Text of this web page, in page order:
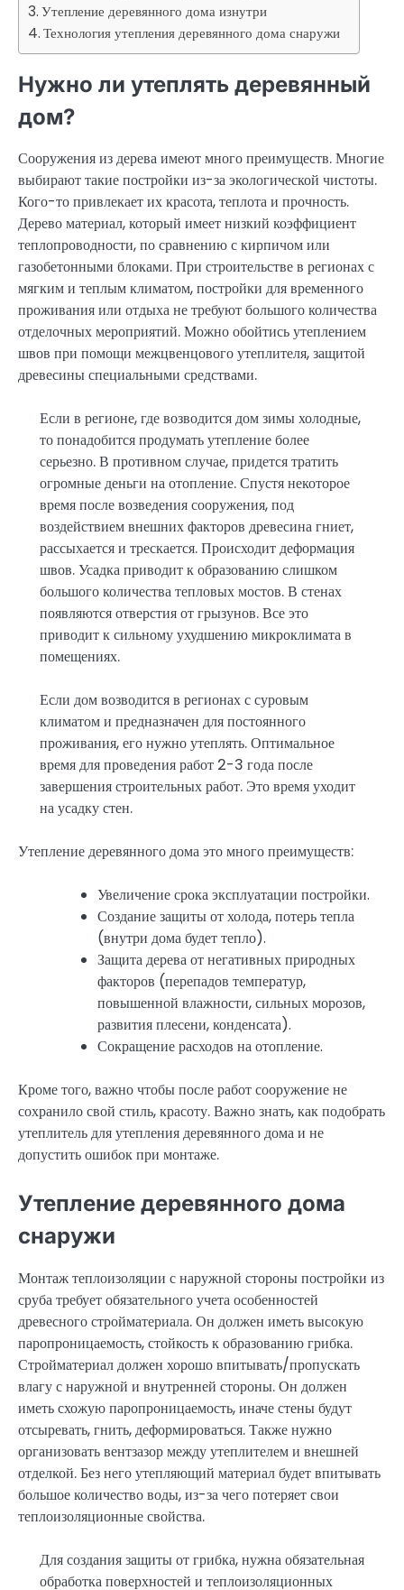
Утепление деревянного дома изнутри
Технология утепления деревянного дома снаружи
Нужно ли утеплять деревянный
дом?
Сооружения из дерева имеют много преимуществ. Многие
выбирают такие постройки из-за экологической чистоты.
Кого-то привлекает их красота, теплота и прочность.
Дерево материал, который имеет низкий коэффициент
теплопроводности, по сравнению с кирпичом или
газобетонными блоками. При строительстве в регионах с
мягким и теплым климатом, постройки для временного
проживания или отдыха не требуют большого количества
отделочных мероприятий. Можно обойтись утеплением
швов при помощи межцвенцового утеплителя, защитой
древесины специальными средствами.
Если в регионе, где возводится дом зимы холодные,
то понадобится продумать утепление более
серьезно. В противном случае, придется тратить
огромные деньги на отопление. Спустя некоторое
время после возведения сооружения, под
воздействием внешних факторов древесина гниет,
рассыхается и трескается. Происходит деформация
швов. Усадка приводит к образованию слишком
большого количества тепловых мостов. В стенах
появляются отверстия от грызунов. Все это
приводит к сильному ухудшению микроклимата в
помещениях.
Если дом возводится в регионах с суровым
климатом и предназначен для постоянного
проживания, его нужно утеплять. Оптимальное
время для проведения работ 2-3 года после
завершения строительных работ. Это время уходит
на усадку стен.
Утепление деревянного дома это много преимуществ:
Увеличение срока эксплуатации постройки.
Создание защиты от холода, потерь тепла
(внутри дома будет тепло).
Защита дерева от негативных природных
факторов (перепадов температур,
повышенной влажности, сильных морозов,
развития плесени, конденсата).
Сокращение расходов на отопление.
Кроме того, важно чтобы после работ сооружение не
сохранило свой стиль, красоту. Важно знать, как подобрать
утеплитель для утепления деревянного дома и не
допустить ошибок при монтаже.
Утепление деревянного дома
снаружи
Монтаж теплоизоляции с наружной стороны постройки из
сруба требует обязательного учета особенностей
древесного стройматериала. Он должен иметь высокую
паропроницаемость, стойкость к образованию грибка.
Стройматериал должен хорошо впитывать/пропускать
влагу с наружной и внутренней стороны. Он должен
иметь схожую паропроницаемость, иначе стены будут
отсыревать, гнить, деформироваться. Также нужно
организовать вентзазор между утеплителем и внешней
отделкой. Без него утепляющий материал будет впитывать
большое количество воды, из-за чего потеряет свои
теплоизоляционные свойства.
Для создания защиты от грибка, нужна обязательная
обработка поверхностей и теплоизоляционных